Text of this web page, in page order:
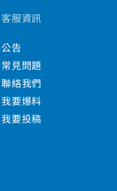
客服資訊
公告
常見問題
聯絡我們
我要爆料
我要投稿